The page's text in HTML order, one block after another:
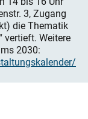
3, Zugang
die Thematik
vertieft. Weitere
2030: